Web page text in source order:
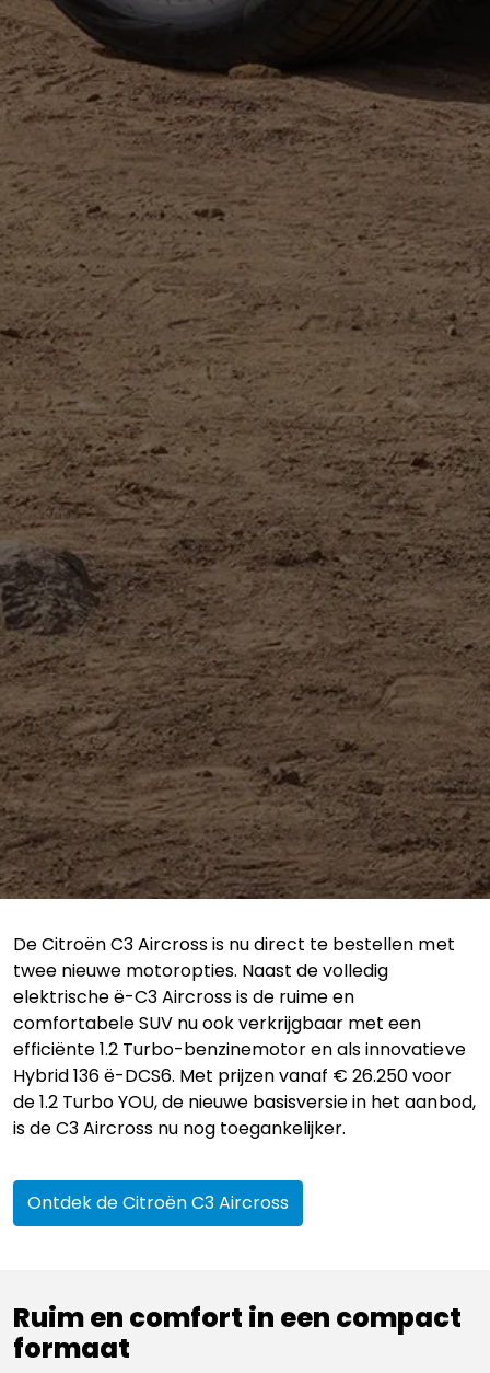
De Citroën C3 Aircross is nu direct te bestellen met
twee nieuwe motoropties. Naast de volledig
elektrische ë-C3 Aircross is de ruime en
comfortabele SUV nu ook verkrijgbaar met een
efficiënte 1.2 Turbo-benzinemotor en als innovatieve
Hybrid 136 ë-DCS6. Met prijzen vanaf € 26.250 voor
de 1.2 Turbo YOU, de nieuwe basisversie in het aanbod,
is de C3 Aircross nu nog toegankelijker.
Ontdek de Citroën C3 Aircross
Ruim en comfort in een compact
formaat